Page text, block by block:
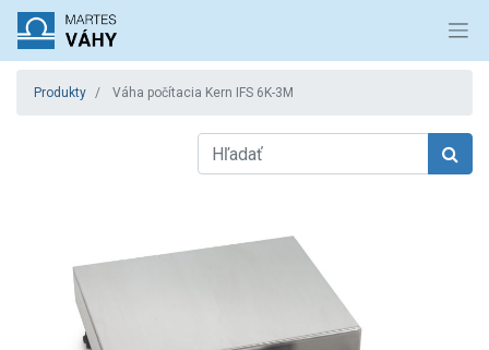
Produkty Váha počítacia Kern IFS 6K-3M